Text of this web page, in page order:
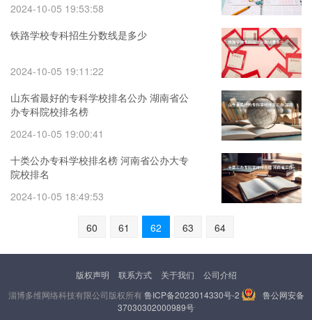
2024-10-05 19:53:58
铁路学校专科招生分数线是多少
2024-10-05 19:11:22
山东省最好的专科学校排名公办 湖南省公
办专科院校排名榜
2024-10-05 19:00:41
十类公办专科学校排名榜 河南省公办大专
院校排名
2024-10-05 18:49:53
60 61 62 63 64
版权声明 联系方式 关于我们
公司介绍
淄博多维网络科技有限公司版权所有鲁ICP备2023014330号-2
鲁公网安备
37030302000989号